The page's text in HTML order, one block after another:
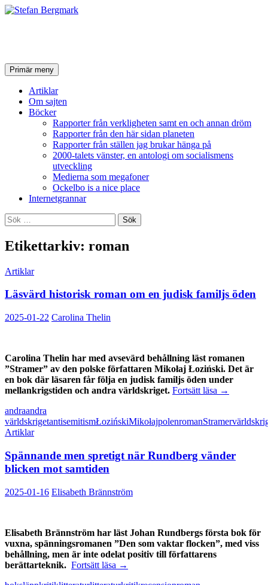
SökPrimär meny Hoppa
till
innehåll
Artiklar
Om sajten
Böcker
Rapporter från verkligheten samt en och annan dröm
Rapporter från den här sidan planeten
Rapporter från ställen jag brukar hänga på
2000-talets vänster, en antologi om socialismens
utveckling
Medierna som megafoner
Ockelbo is a nice place
Internetgrannar
Sök
efter:
Etikettarkiv: roman
Artiklar
Läsvärd historisk roman om en judisk familjs öden
2025-01-22 Carolina Thelin
Carolina Thelin har med avsevärd behållning läst romanen
”Stramer” av den polske författaren Mikołaj Łoziński. Det är
en bok där läsaren får följa en judisk familjs öden under
mellankrigstiden och andra världskriget. Fortsätt läsa Läsvärd
om
familjs
→
andraandra
världskrigetantisemitismŁozińskiMikołajpolenromanStramer
Artiklar
Spännande men spretigt när Rundberg vänder
blicken mot samtiden
2025-01-16 Elisabeth Brännström
Elisabeth Brännström har läst Johan Rundbergs första bok för
vuxna, spänningsromanen ”Den som vaktar flocken”, med viss
behållning, men är inte odelat positiv till författarens
berättarteknik. Fortsätt läsa Spännande
→